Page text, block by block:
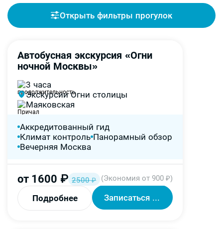
Открыть фильтры прогулок
-35% 5,0
Автобусная экскурсия «Огни
ночной Москвы»
3 часа
Экскурсии Огни столицы
Маяковская
Аккредитованный гид
Климат контроль Панорамный обзор
Вечерняя Москва
от 1600 ₽ 2500₽ (Экономия от 900 ₽)
Подробнее Записаться на экскурсию